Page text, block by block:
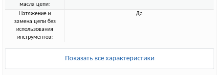
масла цепи:
Натяжение и
замена цепи без
использования
инструментов:
Да
Показать все характеристики